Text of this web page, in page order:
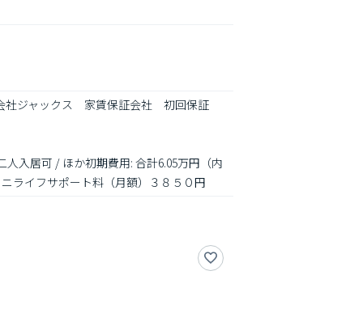
ジャックス　家賃保証会社　初回保証
入居可 / ほか初期費用: 合計6.05万円（内
ライフサポート料（月額）３８５０円